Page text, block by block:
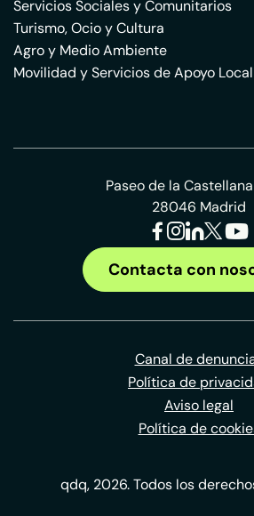
Servicios Sociales y Comunitarios
Turismo, Ocio y Cultura
Agro y Medio Ambiente
Movilidad y Servicios de Apoyo Local
Paseo de la
28046 Madrid
Contacta con
Canal de
Política de
Aviso legal
Política de
qdq, 2026. Todos los